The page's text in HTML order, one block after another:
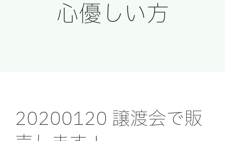
ご支援
心優しい方
20200120 譲渡会で販